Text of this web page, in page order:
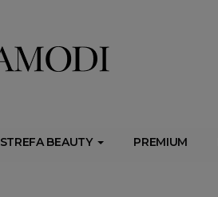
STREFA BEAUTY PREMIUM